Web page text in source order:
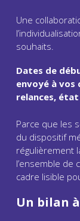
Une
souhaits.
Dates de
envoyé à
relances,
Parce que les
du dispositif
régulièrement
l’ensemble
cadre lisible
Un bilan